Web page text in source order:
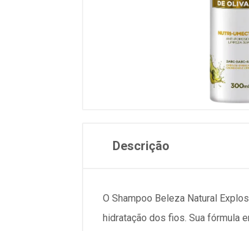
Descrição
O Shampoo Beleza Natural
hidratação dos fios. Sua fórmula